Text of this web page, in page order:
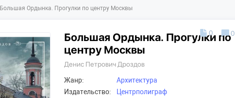
Большая Ордынка. Прогулки по центру Москвы
Большая Ордынка. Прогулки по
центру Москвы
Денис Петрович Дроздов
Жанр:
Архитектура
Издательство:
Центрполиграф
0 0